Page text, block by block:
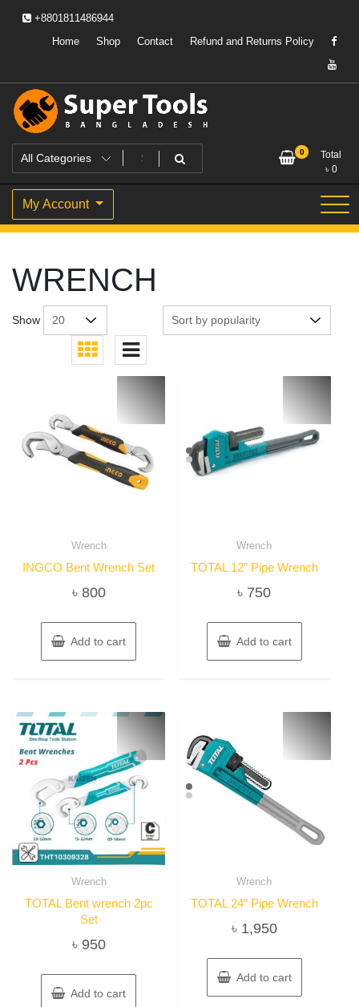
+8801811486944
Home
Shop Contact Refund and Returns Policy
Super Tools Bangladesh
Powering Professionals. Building Bangladesh.
0
Total
৳ 0
My Account
WRENCH
Show
Wrench
INGCO Bent Wrench Set
৳ 800
Add to cart
Wrench
TOTAL 12″ Pipe Wrench
৳ 750
Add to cart
Wrench
TOTAL Bent wrench 2pc
Set
৳ 950
Add to cart
Wrench
TOTAL 24″ Pipe Wrench
৳ 1,950
Add to cart